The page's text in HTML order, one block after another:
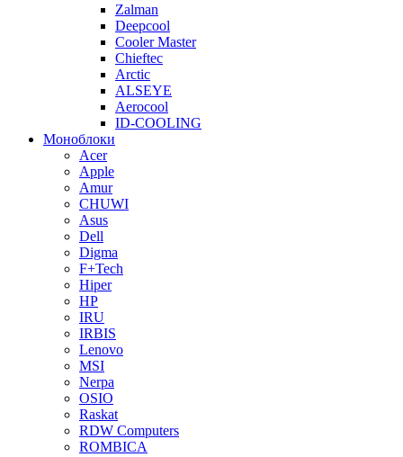
Zalman
Deepcool
Cooler Master
Chieftec
Arctic
ALSEYE
Aerocool
ID-COOLING
Моноблоки
Acer
Apple
Amur
CHUWI
Asus
Dell
Digma
F+Tech
Hiper
HP
IRU
IRBIS
Lenovo
MSI
Nerpa
OSIO
Raskat
RDW Computers
ROMBICA